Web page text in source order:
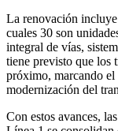
La renovación
cuales 30 son
integral de vías,
tiene previsto que los
próximo, marcando el
modernización del
Con estos avances,